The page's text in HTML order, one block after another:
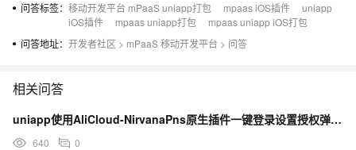
mPaaS在uniapp中的ios打包是选择本地插件，这样打包吗？怎么
问答标签： 移动开发平台 mPaaS uniapp打包 mpaas iOS插件
uniapp
iOS插件
mpaas uniapp打包
mpaas uniapp iOS打包
问答地址： 开发者社区 > mPaaS 移动开发平台 > 问答
相关问答
uniapp使用AliCloud-NirvanaPns原生插件一键登录设置授权弹窗样式问题
640 0